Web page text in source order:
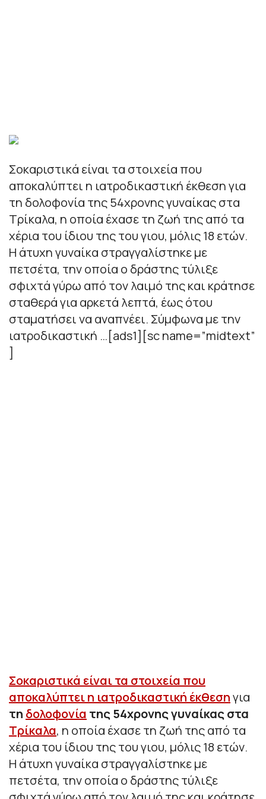
Σοκαριστικά είναι τα στοιχεία που
αποκαλύπτει η ιατροδικαστική έκθεση για
τη δολοφονία της 54χρονης γυναίκας στα
Τρίκαλα, η οποία έχασε τη ζωή της από τα
χέρια του ίδιου της του γιου, μόλις 18 ετών.
Η άτυχη γυναίκα στραγγαλίστηκε με
πετσέτα, την οποία ο δράστης τύλιξε
σφιχτά γύρω από τον λαιμό της και κράτησε
σταθερά για αρκετά λεπτά, έως ότου
σταματήσει να αναπνέει. Σύμφωνα με την
ιατροδικαστική …[ads1][sc name=”midtext”
]
Σοκαριστικά είναι τα στοιχεία που
αποκαλύπτει η ιατροδικαστική έκθεσηγια
τη δολοφονία της 54χρονης γυναίκας στα
Τρίκαλα, η οποία έχασε τη ζωή της από τα
χέρια του ίδιου της του γιου, μόλις 18 ετών.
Η άτυχη γυναίκα στραγγαλίστηκε με
πετσέτα, την οποία ο δράστης τύλιξε